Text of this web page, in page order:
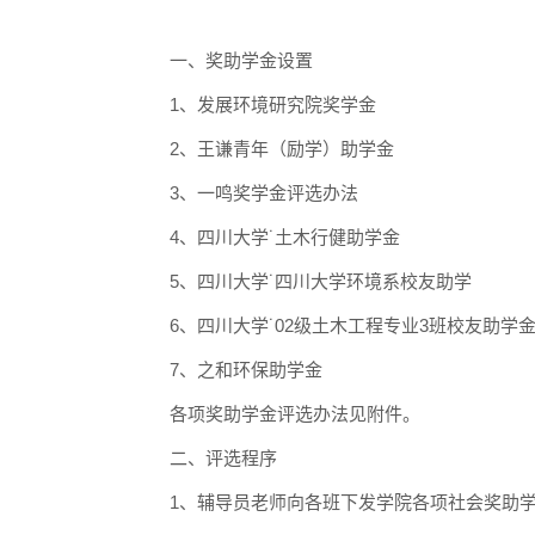
一、奖助学金设置
1、 发展环境研究院奖学金
2、 王谦青年（励学）助学金
3、 一鸣奖学金评选办法
4、 四川大学˙土木行健助学金
5、 四川大学˙四川大学环境系校友助学
6、 四川大学˙02级土木工程专业3班校友助学金
7、之和环保助学金
各项奖助学金评选办法见附件。
二、评选程序
1、辅导员老师向各班下发学院各项社会奖助